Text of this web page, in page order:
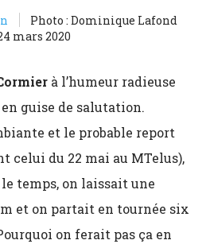
Photo : Dominique Lafond
mars 2020
à l’humeur radieuse
guise de salutation.
et le probable report
celui du 22 mai au MTelus),
temps, on laissait une
et on partait en tournée six
on ferait pas ça en